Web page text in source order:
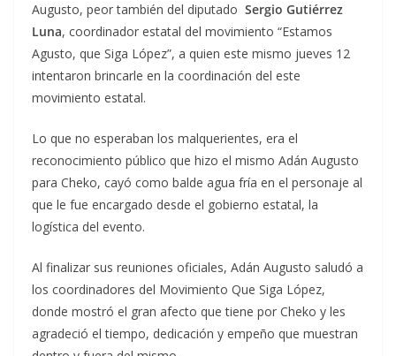
Augusto, peor también del diputado Sergio Gutiérrez
Luna, coordinador estatal del movimiento “Estamos
Agusto, que Siga López”, a quien este mismo jueves 12
intentaron brincarle en la coordinación del este
movimiento estatal.
Lo que no esperaban los malquerientes, era el
reconocimiento público que hizo el mismo Adán Augusto
para Cheko, cayó como balde agua fría en el personaje al
que le fue encargado desde el gobierno estatal, la
logística del evento.
Al finalizar sus reuniones oficiales, Adán Augusto saludó a
los coordinadores del Movimiento Que Siga López,
donde mostró el gran afecto que tiene por Cheko y les
agradeció el tiempo, dedicación y empeño que muestran